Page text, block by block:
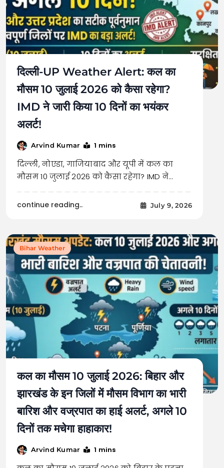
दिल्ली-UP Weather Alert: कल का
मौसम 10 जुलाई 2026 को कैसा रहेगा?
IMD ने जारी किया 10 दिनों का भयंकर
अलर्ट!
Arvind Kumar 1 mins
दिल्ली, नोएडा, गाजियाबाद और यूपी में कल का
मौसम 10 जुलाई 2026 को कैसा रहेगा? IMD ने…
continue reading.. July 9, 2026
Bihar Weather
कल का मौसम 10 जुलाई 2026: बिहार और
झारखंड के इन जिलों में मौसम विभाग का भारी
बारिश और वज्रपात का हाई अलर्ट, अगले 10
दिनों तक मचेगा हाहाकार!
Arvind Kumar 1 mins